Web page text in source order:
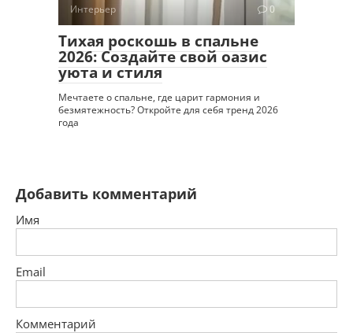
Интерьер 0
Тихая роскошь в спальне
2026: Создайте свой оазис
уюта и стиля
Мечтаете о спальне, где царит гармония и
безмятежность? Откройте для себя тренд 2026
года
Добавить комментарий
Имя
Email
Комментарий